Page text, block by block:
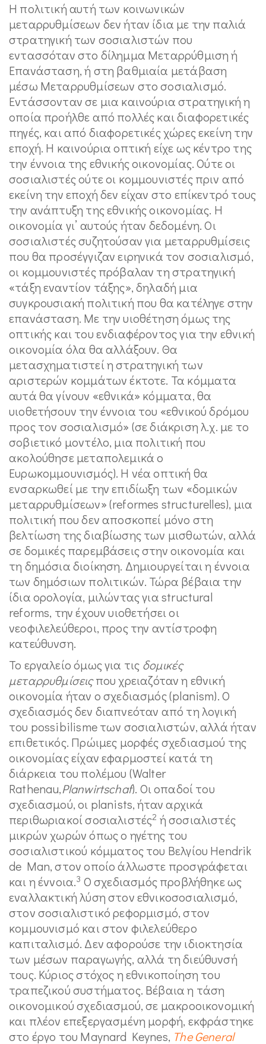
Η πολιτική αυτή των κοινωνικών
μεταρρυθμίσεων δεν ήταν ίδια με την παλιά
στρατηγική των σοσιαλιστών που
εντασσόταν στο δίλημμα Μεταρρύθμιση ή
Επανάσταση, ή στη βαθμιαία μετάβαση
μέσω Μεταρρυθμίσεων στο σοσιαλισμό.
Εντάσσονταν σε μια καινούρια στρατηγική η
οποία προήλθε από πολλές και διαφορετικές
πηγές, και από διαφορετικές χώρες εκείνη την
εποχή. Η καινούρια οπτική είχε ως κέντρο της
την έννοια της εθνικής οικονομίας. Ούτε οι
σοσιαλιστές ούτε οι κομμουνιστές πριν από
εκείνη την εποχή δεν είχαν στο επίκεντρό τους
την ανάπτυξη της εθνικής οικονομίας. Η
οικονομία γι’ αυτούς ήταν δεδομένη. Οι
σοσιαλιστές συζητούσαν για μεταρρυθμίσεις
που θα προσέγγιζαν ειρηνικά τον σοσιαλισμό,
οι κομμουνιστές πρόβαλαν τη στρατηγική
«τάξη εναντίον τάξης», δηλαδή μια
συγκρουσιακή πολιτική που θα κατέληγε στην
επανάσταση. Με την υιοθέτηση όμως της
οπτικής και του ενδιαφέροντος για την εθνική
οικονομία όλα θα αλλάξουν. Θα
μετασχηματιστεί η στρατηγική των
αριστερών κομμάτων έκτοτε. Τα κόμματα
αυτά θα γίνουν «εθνικά» κόμματα, θα
υιοθετήσουν την έννοια του «εθνικού δρόμου
προς τον σοσιαλισμό» (σε διάκριση λ.χ. με το
σοβιετικό μοντέλο, μια πολιτική που
ακολούθησε μεταπολεμικά ο
Ευρωκομμουνισμός). Η νέα οπτική θα
ενσαρκωθεί με την επιδίωξη των «δομικών
μεταρρυθμίσεων» (reformes structurelles), μια
πολιτική που δεν αποσκοπεί μόνο στη
βελτίωση της διαβίωσης των μισθωτών, αλλά
σε δομικές παρεμβάσεις στην οικονομία και
τη δημόσια διοίκηση. Δημιουργείται η έννοια
των δημόσιων πολιτικών. Τώρα βέβαια την
ίδια ορολογία, μιλώντας για structural
reforms, την έχουν υιοθετήσει οι
νεοφιλελεύθεροι, προς την αντίστροφη
κατεύθυνση.
Το εργαλείο όμως για τις δομικές
μεταρρυθμίσειςπου χρειαζόταν η εθνική
οικονομία ήταν ο σχεδιασμός (planism). Ο
σχεδιασμός δεν διαπνεόταν από τη λογική
του possibilisme των σοσιαλιστών, αλλά ήταν
επιθετικός. Πρώιμες μορφές σχεδιασμού της
οικονομίας είχαν εφαρμοστεί κατά τη
διάρκεια του πολέμου (Walter
Rathenau,Planwirtschaf). Οι οπαδοί του
σχεδιασμού, οι planists, ήταν αρχικά
περιθωριακοί σοσιαλιστές2 ή σοσιαλιστές
μικρών χωρών όπως ο ηγέτης του
σοσιαλιστικού κόμματος του Βελγίου Hendrik
de Man, στον οποίο άλλωστε προσγράφεται
και η έννοια.3 Ο σχεδιασμός προβλήθηκε ως
εναλλακτική λύση στον εθνικοσοσιαλισμό,
στον σοσιαλιστικό ρεφορμισμό, στον
κομμουνισμό και στον φιλελεύθερο
καπιταλισμό. Δεν αφορούσε την ιδιοκτησία
των μέσων παραγωγής, αλλά τη διεύθυνσή
τους. Κύριος στόχος η εθνικοποίηση του
τραπεζικού συστήματος. Βέβαια η τάση
οικονομικού σχεδιασμού, σε μακροοικονομική
και πλέον επεξεργασμένη μορφή, εκφράστηκε
στο έργο του Maynard Keynes, The General